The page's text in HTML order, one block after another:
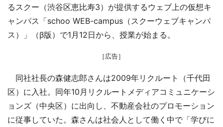
るスクー（渋谷区恵比寿3）が提供するウェブ上の仮想キ
ャンパス「schoo WEB-campus（スクーウェブキャンパ
ス）」（β版）で1月12日から、授業が始まる。
［広告］
同社社長の森健志郎さんは2009年リクルート（千代田
区）に入社。同年10月リクルートメディアコミュニケーシ
ョンズ（中央区）に出向し、不動産会社のプロモーション
に従事していた。森さんは社会人として働く中で「学びに